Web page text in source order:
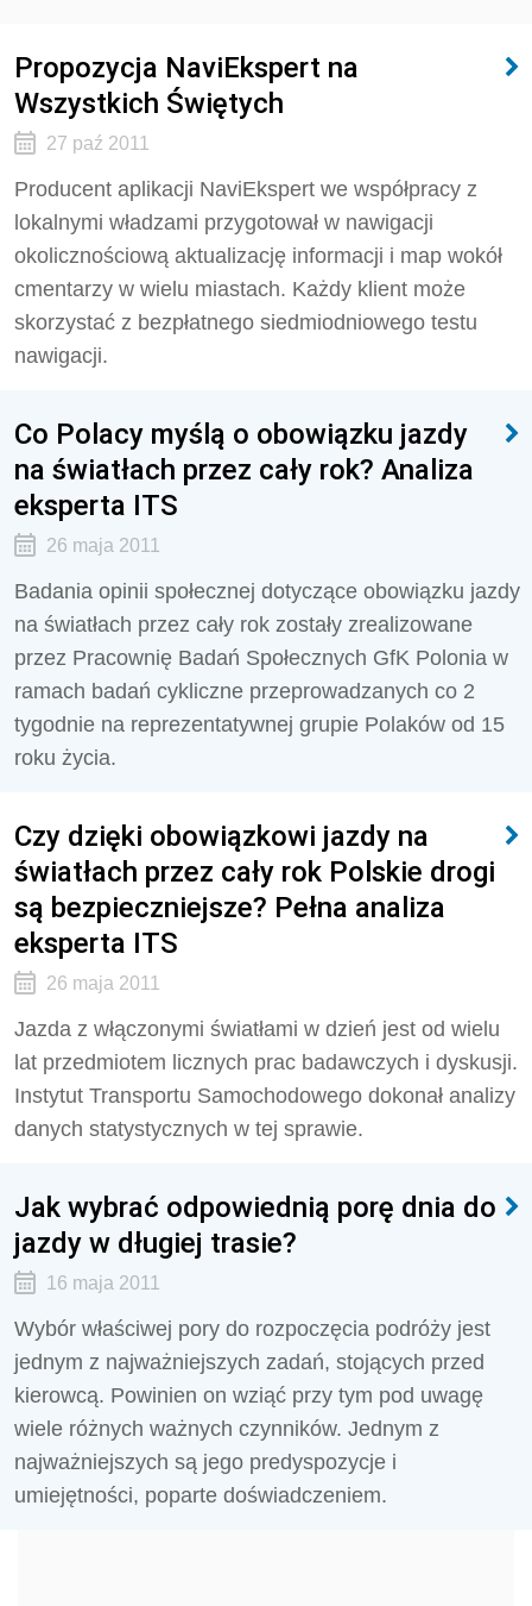
Propozycja NaviEkspert na
Wszystkich Świętych
27 paź 2011
Producent aplikacji NaviEkspert we współpracy z
lokalnymi władzami przygotował w nawigacji
okolicznościową aktualizację informacji i map wokół
cmentarzy w wielu miastach. Każdy klient może
skorzystać z bezpłatnego siedmiodniowego testu
nawigacji.
Co Polacy myślą o obowiązku jazdy
na światłach przez cały rok? Analiza
eksperta ITS
26 maja 2011
Badania opinii społecznej dotyczące obowiązku jazdy
na światłach przez cały rok zostały zrealizowane
przez Pracownię Badań Społecznych GfK Polonia w
ramach badań cykliczne przeprowadzanych co 2
tygodnie na reprezentatywnej grupie Polaków od 15
roku życia.
Czy dzięki obowiązkowi jazdy na
światłach przez cały rok Polskie drogi
są bezpieczniejsze? Pełna analiza
eksperta ITS
26 maja 2011
Jazda z włączonymi światłami w dzień jest od wielu
lat przedmiotem licznych prac badawczych i dyskusji.
Instytut Transportu Samochodowego dokonał analizy
danych statystycznych w tej sprawie.
Jak wybrać odpowiednią porę dnia do
jazdy w długiej trasie?
16 maja 2011
Wybór właściwej pory do rozpoczęcia podróży jest
jednym z najważniejszych zadań, stojących przed
kierowcą. Powinien on wziąć przy tym pod uwagę
wiele różnych ważnych czynników. Jednym z
najważniejszych są jego predyspozycje i
umiejętności, poparte doświadczeniem.